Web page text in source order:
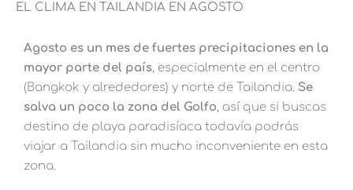
EL CLIMA EN TAILANDIA EN AGOSTO
Agosto es un mes de fuertes precipitaciones en la
mayor parte del país, especialmente en el centro
(Bangkok y alrededores) y norte de Tailandia. Se
salva un poco la zona del Golfo, así que si buscas
destino de playa paradisíaca todavía podrás
viajar a Tailandia sin mucho inconveniente en esta
zona.